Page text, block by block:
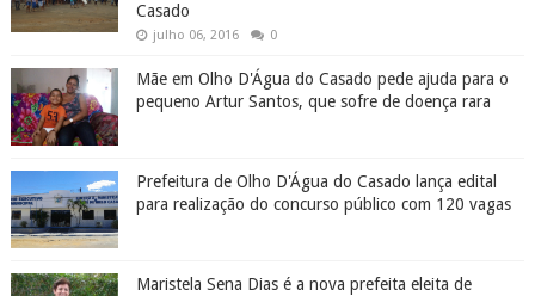
Casado
julho 06, 2016 0
Mãe em Olho D'Água do Casado pede ajuda para o
pequeno Artur Santos, que sofre de doença rara
Prefeitura de Olho D'Água do Casado lança edital
para realização do concurso público com 120 vagas
Maristela Sena Dias é a nova prefeita eleita de